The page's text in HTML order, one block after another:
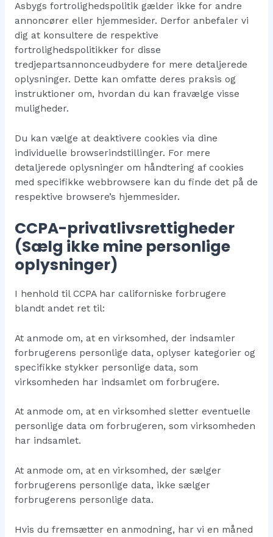
Asbygs fortrolighedspolitik gælder ikke for andre
annoncører eller hjemmesider. Derfor anbefaler vi
dig at konsultere de respektive
fortrolighedspolitikker for disse
tredjepartsannonceudbydere for mere detaljerede
oplysninger. Dette kan omfatte deres praksis og
instruktioner om, hvordan du kan fravælge visse
muligheder.
Du kan vælge at deaktivere cookies via dine
individuelle browserindstillinger. For mere
detaljerede oplysninger om håndtering af cookies
med specifikke webbrowsere kan du finde det på de
respektive browsere’s hjemmesider.
CCPA-privatlivsrettigheder
(Sælg ikke mine personlige
oplysninger)
I henhold til CCPA har californiske forbrugere
blandt andet ret til:
At anmode om, at en virksomhed, der indsamler
forbrugerens personlige data, oplyser kategorier og
specifikke stykker personlige data, som
virksomheden har indsamlet om forbrugere.
At anmode om, at en virksomhed sletter eventuelle
personlige data om forbrugeren, som virksomheden
har indsamlet.
At anmode om, at en virksomhed, der sælger
forbrugerens personlige data, ikke sælger
forbrugerens personlige data.
Hvis du fremsætter en anmodning, har vi en måned